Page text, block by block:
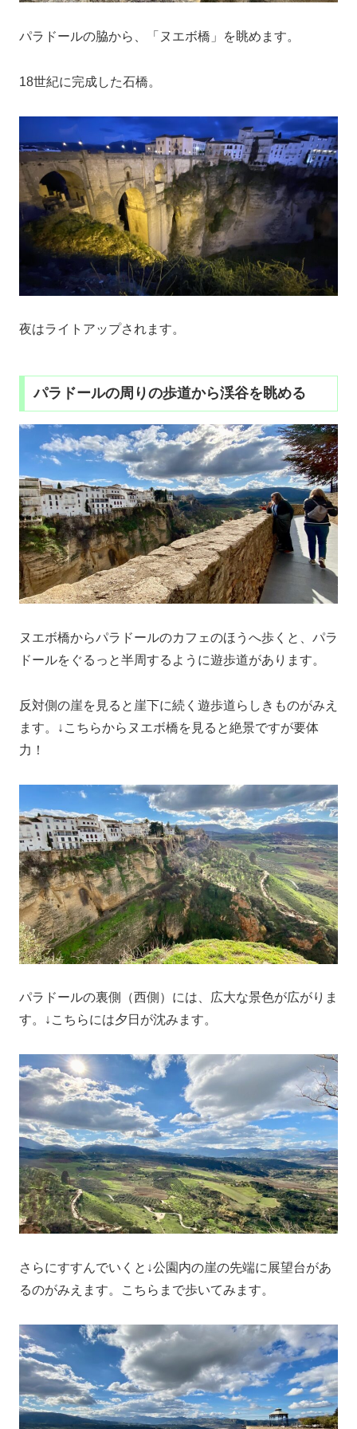
パラドールの脇から、「ヌエボ橋」を眺めます。
18世紀に完成した石橋。
夜はライトアップされます。
パラドールの周りの歩道から渓谷を眺める
ヌエボ橋からパラドールのカフェのほうへ歩くと、パラ
ドールをぐるっと半周するように遊歩道があります。
反対側の崖を見ると崖下に続く遊歩道らしきものがみえ
ます。↓こちらからヌエボ橋を見ると絶景ですが要体
力！
パラドールの裏側（西側）には、広大な景色が広がりま
す。↓こちらには夕日が沈みます。
さらにすすんでいくと↓公園内の崖の先端に展望台があ
るのがみえます。こちらまで歩いてみます。